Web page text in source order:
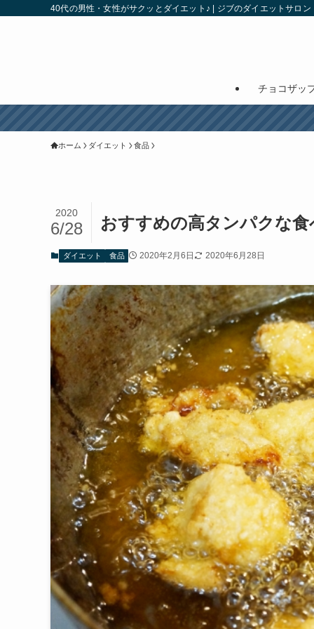
40代の男性・女性がサクッとダイエット♪ | ジブのダイエットサロン
チョコザッ
ホーム ダイエット 食品
おすすめの高タンパクな
2020
6/28
ダイエット 食品 2020年2月6日 2020年6月28日